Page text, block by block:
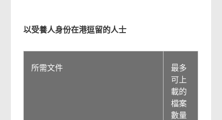
以受養人身份在港逗留的人士
所需文件
最多
可上
載的
檔案
數量